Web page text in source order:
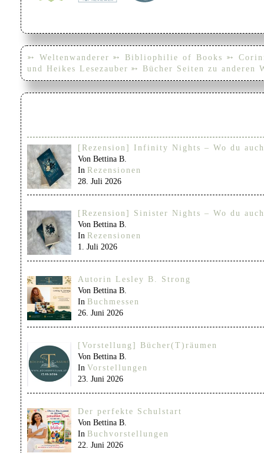
➳ Weltenwanderer ➳ Bibliophilie of Books ➳
und Heikes Lesezauber ➳ Bücher Seiten zu anderen
[Rezension] Infinity Nights – Wo du
Von Bettina B.
In Rezensionen
28. Juli 2026
[Rezension] Sinister Nights – Wo du
Von Bettina B.
In Rezensionen
1. Juli 2026
Autorin Lesley B. Strong
Von Bettina B.
In Buchmessen
26. Juni 2026
[Vorstellung] Bücher(T)räumen
Von Bettina B.
In Vorstellungen
23. Juni 2026
Der perfekte Schulstart
Von Bettina B.
In Buchvorstellungen
22. Juni 2026